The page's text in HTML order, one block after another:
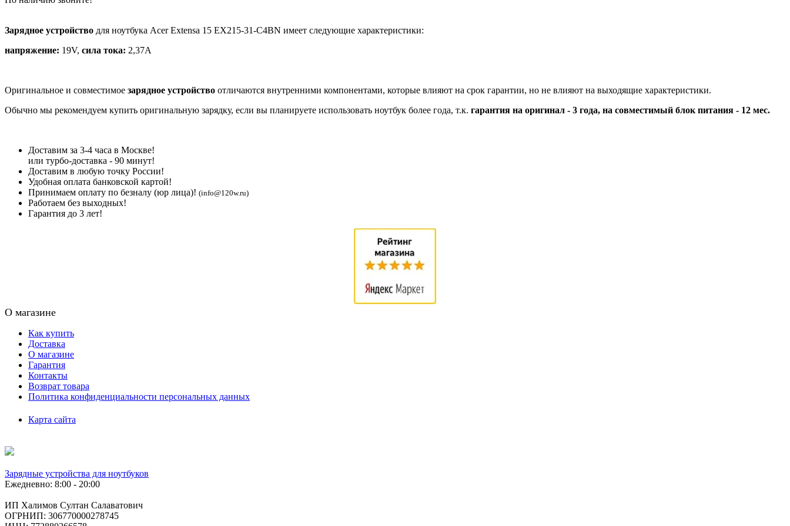
Зарядное устройство для ноутбука Acer Extensa 15 EX215-31-C4BN имеет следующие характеристики:
напряжение: 19V, сила тока: 2,37A
Оригинальное и совместимое зарядное устройство отличаются внутренними компонентами, которые влияют на срок гарантии, но не влияют на выходящие характеристики.
Обычно мы рекомендуем купить оригинальную зарядку, если вы планируете использовать ноутбук более года, т.к. гарантия на оригинал - 3 года, на совместимый блок питания - 12 мес.
Доставим за 3-4 часа в Москве!
или турбо-доставка - 90 минут!
Доставим в любую точку России!
Удобная оплата банковской картой!
Принимаем оплату по безналу (юр лица)! (info@120w.ru)
Работаем без выходных!
Гарантия до 3 лет!
О магазине
Как купить
Доставка
О магазине
Гарантия
Контакты
Возврат товара
Политика конфиденциальности персональных данных
Карта сайта
Зарядные устройства для ноутбуков
Ежедневно: 8:00 - 20:00
ИП Халимов Султан Салаватович
ОГРНИП: 306770000278745